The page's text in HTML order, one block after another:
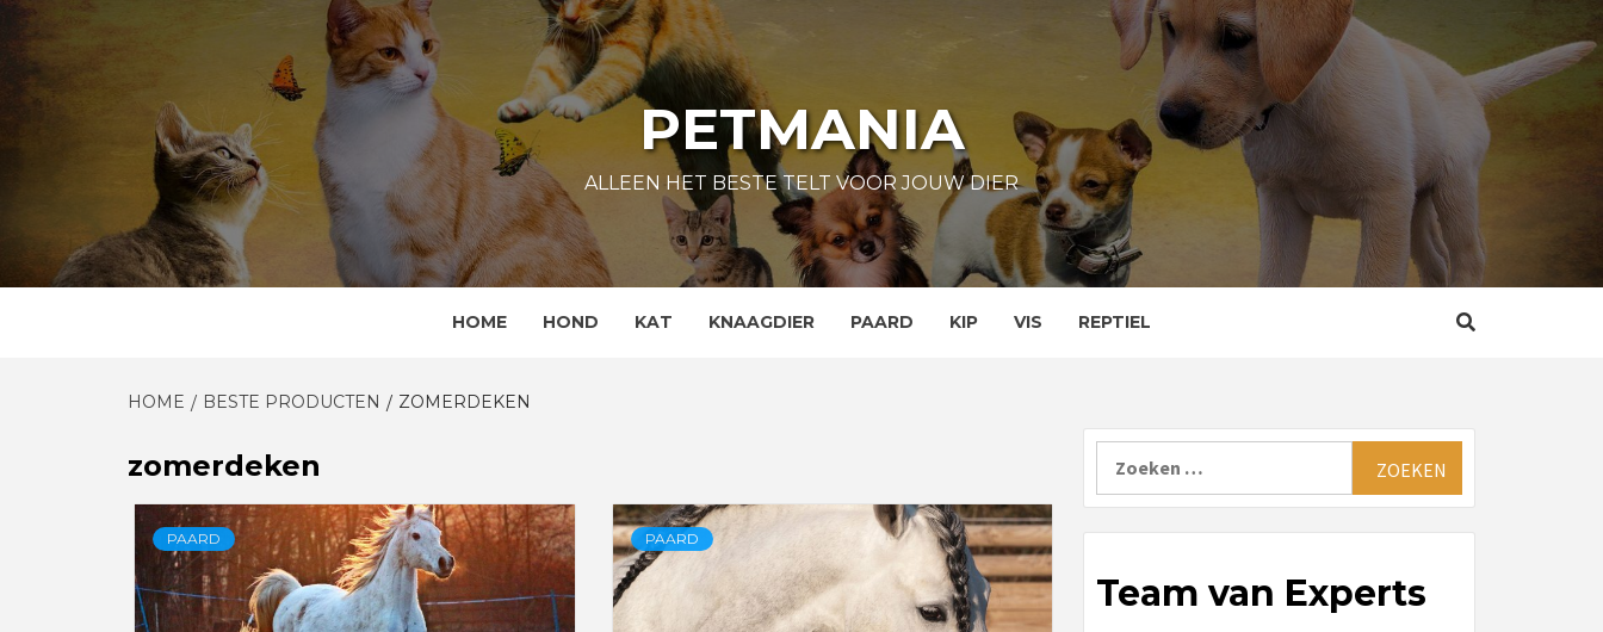
Skip
content
PETMANIA
ALLEEN HET BESTE TELT VOOR JOUW DIER
HOME HOND KAT KNAAGDIER PAARD KIP VIS REPTIEL
HOME BESTE PRODUCTEN ZOMERDEKEN
zomerdeken
PAARD PAARD
Team van Experts